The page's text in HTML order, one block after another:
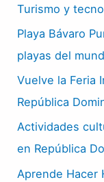
Turismo y
Playa Bávaro
playas del
Vuelve la Feria
República
Actividades
en República
Aprende Hacer